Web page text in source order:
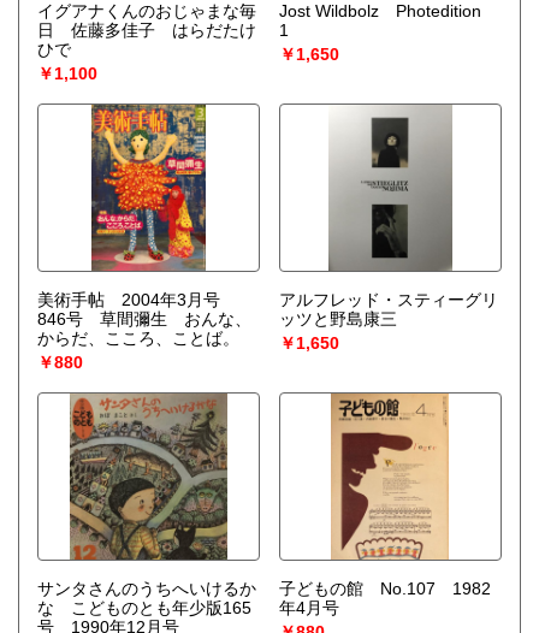
イグアナくんのおじゃまな毎
日 佐藤多佳子 はらだたけ
ひで
￥1,100
Jost Wildbolz Photedition
1
￥1,650
美術手帖 2004年3月号
846号 草間彌生 おんな、
からだ、こころ、ことば。
￥880
アルフレッド・スティーグリ
ッツと野島康三
￥1,650
サンタさんのうちへいけるか
な こどものとも年少版165
号 1990年12月号
子どもの館 No.107 1982
年4月号